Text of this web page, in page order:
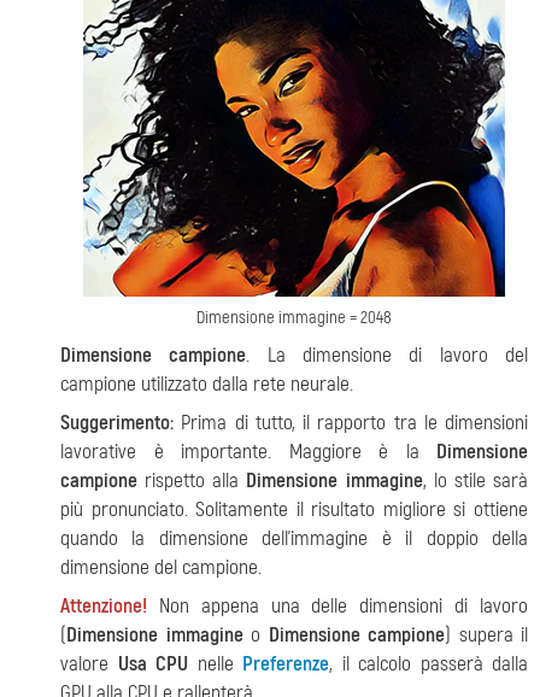
Dimensione immagine = 2048
Dimensione campione. La dimensione di lavoro del
campione utilizzato dalla rete neurale.
Suggerimento: Prima di tutto, il rapporto tra le dimensioni
lavorative è importante. Maggiore è la Dimensione
campione rispetto alla Dimensione immagine, lo stile sarà
più pronunciato. Solitamente il risultato migliore si ottiene
quando la dimensione dell'immagine è il doppio della
dimensione del campione.
Attenzione! Non appena una delle dimensioni di lavoro
(Dimensione immagineo Dimensione campione) supera il
valore Usa CPU nelle Preferenze, il calcolo passerà dalla